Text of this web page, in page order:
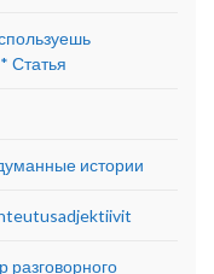
Статья
истории
разговорного